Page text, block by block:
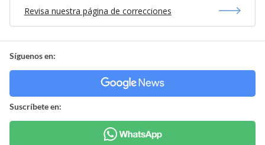
Revisa nuestra página de correcciones
Síguenos en:
Suscríbete en: